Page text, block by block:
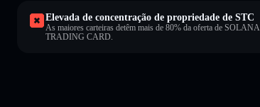
Elevada de concentração de propriedade de STC
As maiores carteiras detêm mais de 80% da oferta de SOLANA
TRADING CARD.